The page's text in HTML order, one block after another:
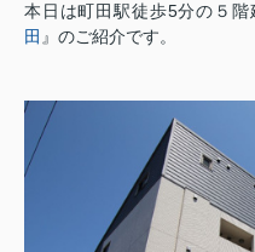
本日は町田駅徒歩5分の５階
田 』のご紹介です。